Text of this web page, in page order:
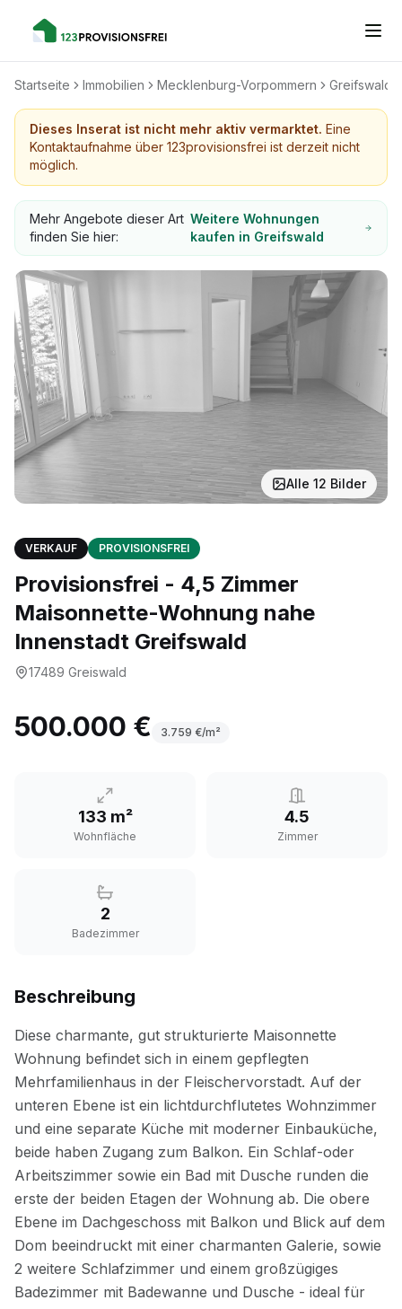
Startseite Immobilien Mecklenburg-Vorpommern Greifswald
Dieses Inserat ist nicht mehr aktiv vermarktet. Eine
Kontaktaufnahme über 123provisionsfrei ist derzeit nicht
möglich.
Mehr Angebote dieser Art
finden Sie hier:
Weitere Wohnungen
kaufen in Greifswald
Alle 12 Bilder
VERKAUF PROVISIONSFREI
Provisionsfrei - 4,5 Zimmer
Maisonnette-Wohnung nahe
Innenstadt Greifswald
17489 Greiswald
500.000 € 3.759 €/m²
133 m²
Wohnfläche
4.5
Zimmer
2
Badezimmer
Beschreibung